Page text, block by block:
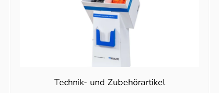
Technik- und Zubehörartikel